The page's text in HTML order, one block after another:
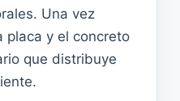
Una vez
placa y el concreto
que distribuye